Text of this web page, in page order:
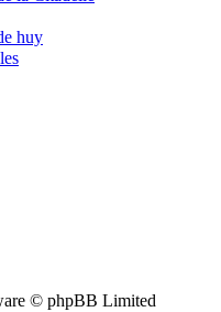
huy
© phpBB Limited